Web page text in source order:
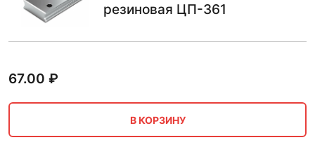
резиновая ЦП-361
67.00 ₽
В КОРЗИНУ